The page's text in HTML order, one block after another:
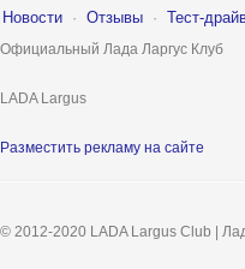
Новости · Отзывы · Тест-
Официальный Лада Ларгус Клуб
LADA Largus
Разместить рекламу на сайте
© 2012-2020 LADA Largus Club |